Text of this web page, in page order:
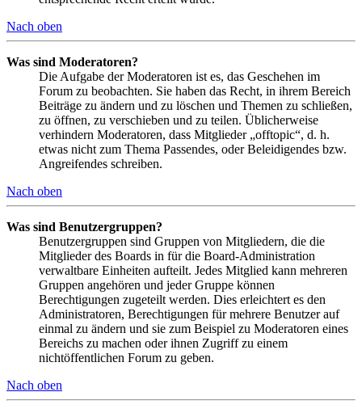
Nach oben
Was sind Moderatoren?
Die Aufgabe der Moderatoren ist es, das Geschehen im
Forum zu beobachten. Sie haben das Recht, in ihrem Bereich
Beiträge zu ändern und zu löschen und Themen zu schließen,
zu öffnen, zu verschieben und zu teilen. Üblicherweise
verhindern Moderatoren, dass Mitglieder „offtopic“, d. h.
etwas nicht zum Thema Passendes, oder Beleidigendes bzw.
Angreifendes schreiben.
Nach oben
Was sind Benutzergruppen?
Benutzergruppen sind Gruppen von Mitgliedern, die die
Mitglieder des Boards in für die Board-Administration
verwaltbare Einheiten aufteilt. Jedes Mitglied kann mehreren
Gruppen angehören und jeder Gruppe können
Berechtigungen zugeteilt werden. Dies erleichtert es den
Administratoren, Berechtigungen für mehrere Benutzer auf
einmal zu ändern und sie zum Beispiel zu Moderatoren eines
Bereichs zu machen oder ihnen Zugriff zu einem
nichtöffentlichen Forum zu geben.
Nach oben